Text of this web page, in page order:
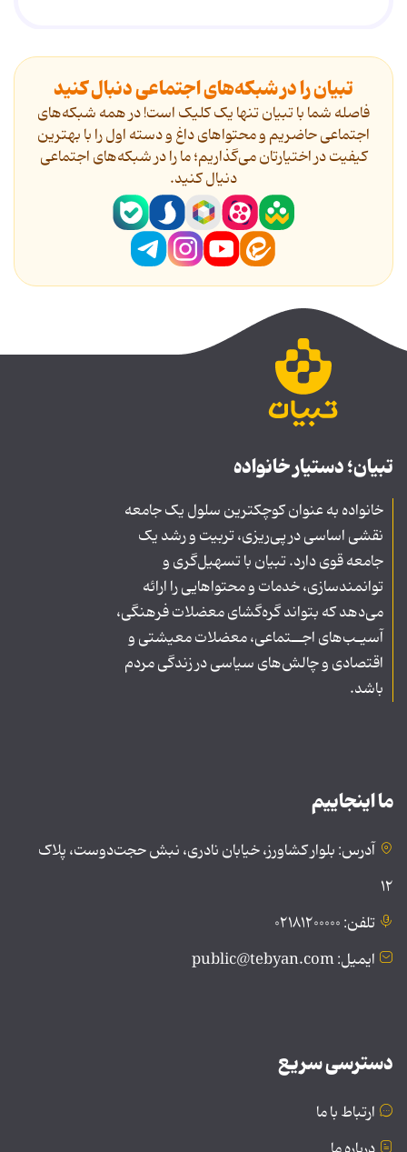
تبیان را در شبکه‌های اجتماعی دنبال کنید
فاصله شما با تبیان تنها یک کلیک است! در همه شبکه‌های
اجتماعی حاضریم و محتواهای داغ و دسته اول را با بهترین
کیفیت در اختیارتان می‌گذاریم؛ ما را در شبکه‌های اجتماعی
دنیال کنید.
تبیان؛ دستیار خانواده
خانواده به عنوان کوچکترین سلول یک جامعه
نقشی اساسی در پی‌ریزی، تربیت و رشد یک
جامعه قوی دارد. تبیان با تسهیل‌گری و
توانمندسازی، خدمات و محتواهایی را ارائه
می‌دهد که بتواند گره‌گشای معضلات فرهنگی،
آسیـب‌های اجــتماعی، معضلات معیشتی و
اقتصادی و چالش‌های سیاسی در زندگی مردم
باشد.
ما اینجاییم
آدرس: بلوار کشاورز، خیابان نادری، نبش حجت‌دوست، پلاک
۱۲
تلفن: ۰۲۱۸۱۲۰۰۰۰۰
ایمیل: public@tebyan.com
دسترسی سریع
ارتباط با ما